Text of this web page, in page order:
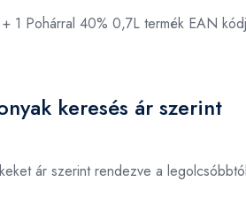
1 Pohárral 40% 0,7L termék EAN
keresés ár szerint
ár szerint rendezve a